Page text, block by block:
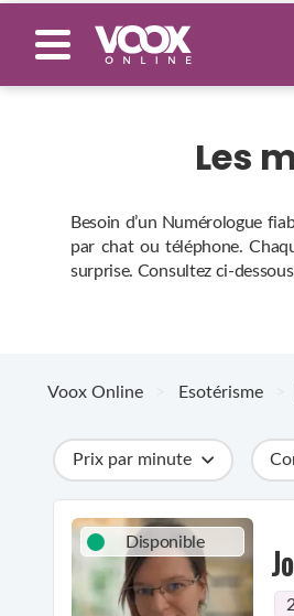
Les
Besoin d’un Numérologue
par chat ou téléphone.
surprise. Consultez
Voox Online Esotérisme
Prix par minute
Disponible